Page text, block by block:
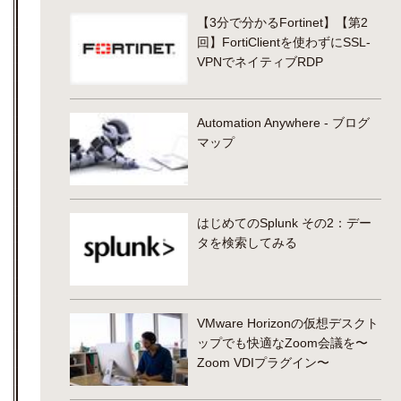
【3分で分かるFortinet】【第2
回】FortiClientを使わずにSSL-
VPNでネイティブRDP
Automation Anywhere - ブログ
マップ
はじめてのSplunk その2：デー
タを検索してみる
VMware Horizonの仮想デスクト
ップでも快適なZoom会議を〜
Zoom VDIプラグイン〜